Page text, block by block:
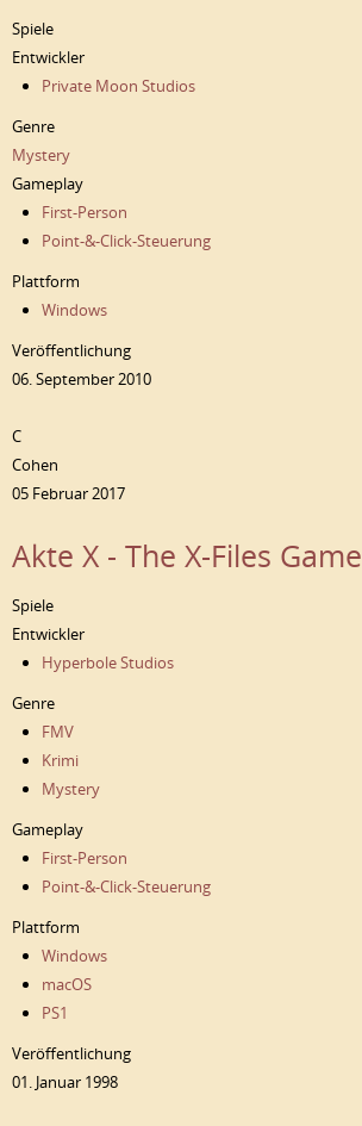
Spiele
Entwickler
Private Moon Studios
Genre
Mystery
Gameplay
First-Person
Point-&-Click-Steuerung
Plattform
Windows
Veröffentlichung
06. September 2010
C
Cohen
05 Februar 2017
Akte X - The X-Files Game
Spiele
Entwickler
Hyperbole Studios
Genre
FMV
Krimi
Mystery
Gameplay
First-Person
Point-&-Click-Steuerung
Plattform
Windows
macOS
PS1
Veröffentlichung
01. Januar 1998